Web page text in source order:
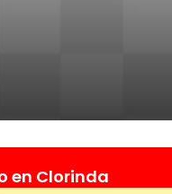
en Clorinda